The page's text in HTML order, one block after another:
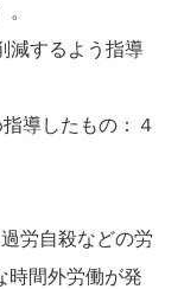
減するよう指導
導したもの：４
労自殺などの労
時間外労働が発